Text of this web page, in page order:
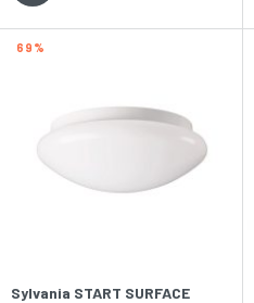
69
Sylvania START SURFACE